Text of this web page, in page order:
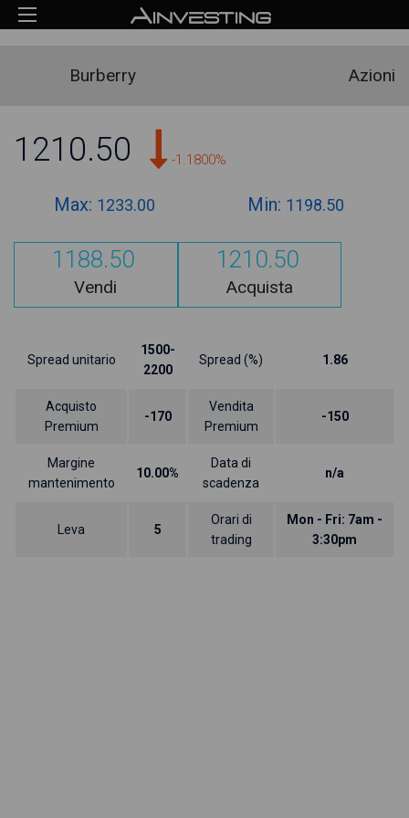
Burberry Azioni
1210.50 -1.1800%
Max: 1233.00 Min: 1198.50
1188.50
Vendi
1210.50
Acquista
Spread unitario
1500-
2200
Spread (%) 1.86
Acquisto
Premium
-170
Vendita
Premium
-150
Margine
mantenimento
10.00%
Data di
scadenza
n/a
Leva 5
Orari di
trading
Mon - Fri: 7am -
3:30pm